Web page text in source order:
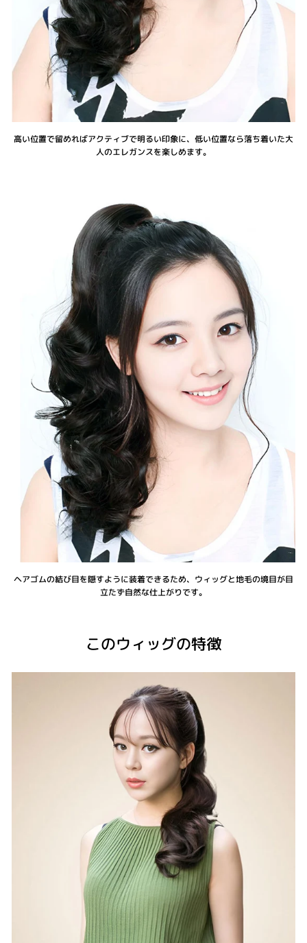
高い位置で留めればアクティブで明るい印象に、低い位置なら落ち着いた大
人のエレガンスを楽しめます。
ヘアゴムの結び目を隠すように装着できるため、ウィッグと地毛の境目が目
立たず自然な仕上がりです。
このウィッグの特徴